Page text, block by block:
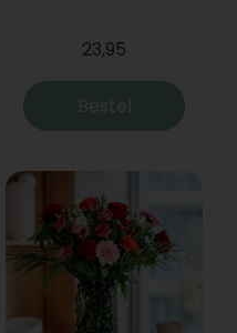
23,95
Bestel